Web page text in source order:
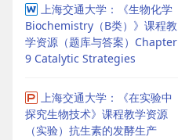
上海交通大学：《生物化学
Biochemistry（B类）》课程教
学资源（题库与答案）Chapter
9 Catalytic Strategies
上海交通大学：《在实验中
探究生物技术》课程教学资源
（实验）抗生素的发酵生产